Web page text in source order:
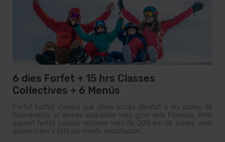
6 dies Forfet + 15 hrs Classes
Col·lectives + 6 Menús
Forfet Forfet d'esquí que dóna accés il·limitat a les pistes de
Grandvalira, el domini esquiable més gran dels Pirineus. Amb
aquest forfet podràs recórrer més de 200 km de pistes, amb
opcions per a tots els nivells, instal·lacion...